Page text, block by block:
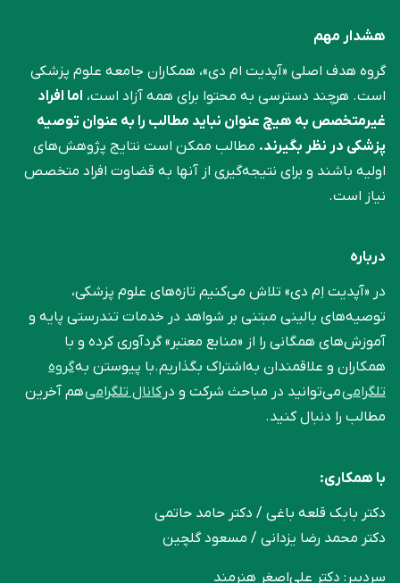
هشدار مهم
گروه هدف اصلی «آپدیت ام دی»، همکاران جامعه علوم ‌پزشکی
است. هرچند دسترسی به محتوا برای همه آزاد است، اما افراد
غیرمتخصص به هیچ عنوان نباید مطالب را به عنوان توصیه
پزشکی در نظر بگیرند. مطالب ممکن است نتایج پژوهش‌های
اولیه باشند و برای نتیجه‌گیری از آنها به قضاوت افراد متخصص
نیاز است.
درباره
در «آپدیت اِم دی» تلاش می‌کنیم تازه‌های علوم پزشکی،
توصیه‌های بالینی مبتنی بر شواهد در خدمات تندرستی پایه و
آموزش‌های همگانی را از «منابع معتبر» گردآوری کرده و با
همکاران و علاقمندان به‌اشتراک بگذاریم.با پیوستن بهگروه
تلگرامیمی‌توانید در مباحث شرکت و درکانال تلگرامیهم آخرین
مطالب را دنبال کنید.
با همکاری:
دکتر بابک قلعه‌ باغی / دکتر حامد حاتمی
دکتر محمد رضا یزدانی / مسعود گلچین
سردبیر: دکتر علی‌اصغر هنرمند